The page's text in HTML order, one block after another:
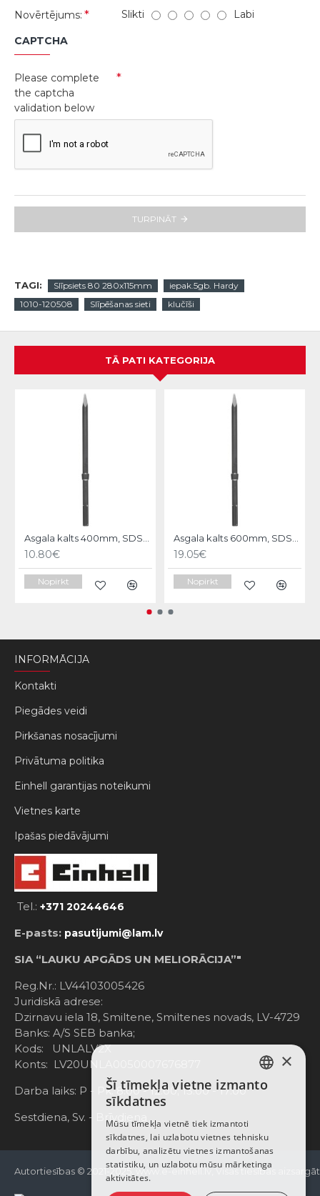
Novērtējums:
Slikti Labi
CAPTCHA
Please complete
the captcha
validation below
TURPINĀT
TAGI: Slīpsiets 80 280x115mm
iepak.5gb. Hardy
1010-120508
Slīpēšanas sieti klučīši
TĀ PATI KATEGORIJA
Asgala kalts 400mm, SDS-MAX KWB
10.80€
Nopirkt
Asgala kalts 600mm, SDS-MAX KWB
19.05€
Nopirkt
INFORMĀCIJA
Kontakti
Piegādes veidi
Pirkšanas nosacījumi
Privātuma politika
Einhell garantijas noteikumi
Vietnes karte
Ipašas piedāvājumi
Tel.: +371 20244646
E-pasts: pasutijumi@lam.lv
SIA “LAUKU APGĀDS UN MELIORĀCIJA”"
Reg.Nr.: LV44103005426
Juridiskā adrese:
Dzirnavu iela 18, Smiltene, Smiltenes novads, LV-4729
Banks: A/S SEB banka;
Kods: UNLALV2X
Konts: LV20UNLA0050007676877
Darba laiks: P - Pk. 8:00 - 12:00; 13:00 - 17:00
Sestdiena, Sv. - Brīvdiena
Autortiesības © 2021-2025, www.e-einhell.lv, Visas tiesības
LATVIAN
ENGLISH
×
Šī tīmekļa vietne izmanto
sīkdatnes
Mūsu tīmekļa vietnē tiek izmantoti
sīkdatnes, lai uzlabotu vietnes tehnisku
darbību, analizētu vietnes izmantošanas
statistiku, un uzlabotu mūsu mārketinga
aktivitātes.